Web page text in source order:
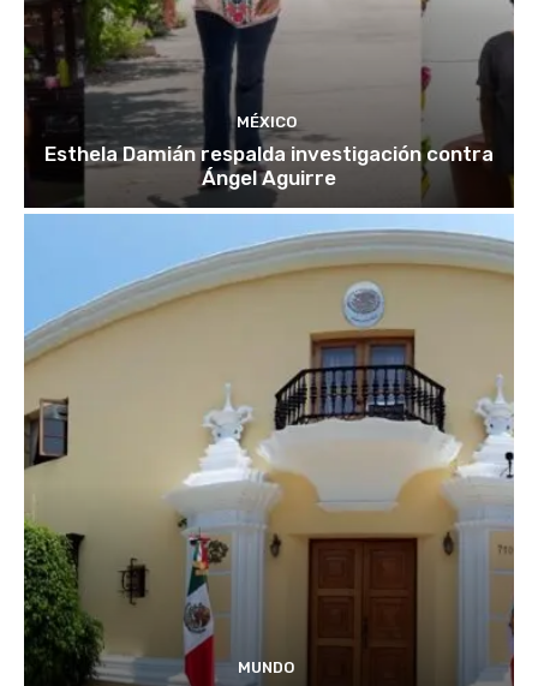
MÉXICO
Esthela Damián respalda investigación contra
Ángel Aguirre
MUNDO